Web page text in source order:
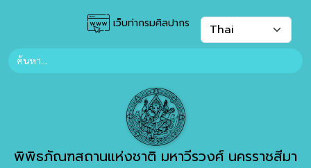
เว็บท่ากรมศิลปากร
พิพิธภัณฑสถานแห่งชาติ มหาวีรวงศ์ นครราชสีมา